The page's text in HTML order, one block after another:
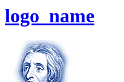
logo_name